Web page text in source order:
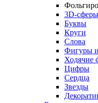
3D-
Буквы
Круги
Слова
Фигуры
Ходячие
Цифры
Сердца
Звезды